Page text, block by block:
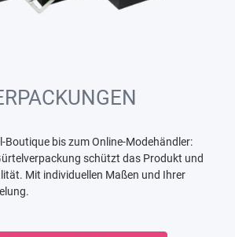
Boutique bis zum Online-Modehändler:
schützt das Produkt und
Mit individuellen Maßen und Ihrer